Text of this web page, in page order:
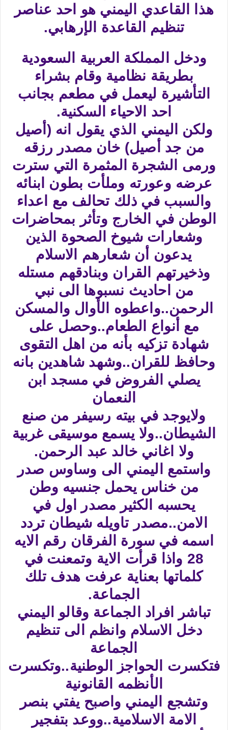
هذا القاعدي اليمني هو احد عناصر
تنظيم القاعدة الإرهابي.
ودخل المملكة العربية السعودية
بطريقة نظامية وقام بشراء
التأشيرة ليعمل في مطعم بجانب
احد الاحياء السكنية.
ولكن اليمني الذي يقول انه (أصيل
من جد أصيل) خان مصدر رزقه
ورمى الشجرة المثمرة التي سترت
عرضه وعورته وملأت بطون ابنائه
والسبب في ذلك تحالف مع اعداء
الوطن في الخارج وتأثر بمحاضرات
وشعارات شيوخ الصحوة الذين
يدعون أن شعارهم الاسلام
وذخيرتهم القران وبنادقهم مستله
من احاديث نسبوها الى نبي
الرحمن..واعطوه الأوال والمسكن
مع أنواع الطعام..وحصل على
شهادة تزكيه بأنه من اهل التقوى
وحافظ للقران..وشهد شاهدين بانه
يصلي الفروض في مسجد ابن
النعمان
ولايوجد في بيته رسيفر من صنع
الشيطان..ولا يسمع موسيقى غربية
ولا اغاني خالد عبد الرحمن.
واستمع اليمني الى وساوس صدر
من خناس يحمل جنسيه وطن
يحسبه الكثير مصدر اول في
الامن..مصدر تاويله شيطان تردد
اسمه في سورة الفرقان رقم الايه
28 واذا قرأت الاية وتمعنت في
كلماتها بعناية عرفت هدف تلك
الجماعة.
تباشر افراد الجماعة وقالو اليمني
دخل الاسلام وانظم الى تنظيم
الجماعة
فتكسرت الحواجز الوطنية..وتكسرت
الأنظمه القانونية
وتشجع اليمني واصبح يفتي بنصر
الامة الاسلامية..ووعد بتفجير